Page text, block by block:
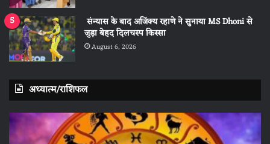
संन्यास के बाद अजिंक्‍य रहाणे ने सुनाया MS Dhoni से
जुड़ा बेहद दिलचस्प किस्सा
August 6, 2026
अध्यात्म/राशिफल